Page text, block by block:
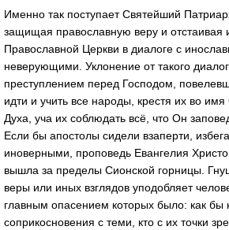
Именно так поступает Святейший
защищая православную веру и отстаивая
Православной Церкви в диалоге с
неверующими. Уклонение от такого
преступлением перед Господом,
идти и учить все народы, крестя их во
Духа, уча их соблюдать всё, что Он
Если бы апостолы сидели взаперти,
иноверными, проповедь Евангелия
вышла за пределы Сионской горницы.
веры или иных взглядов уподобляет
главным опасением которых было: как бы
соприкосновения с теми, кто с их точки